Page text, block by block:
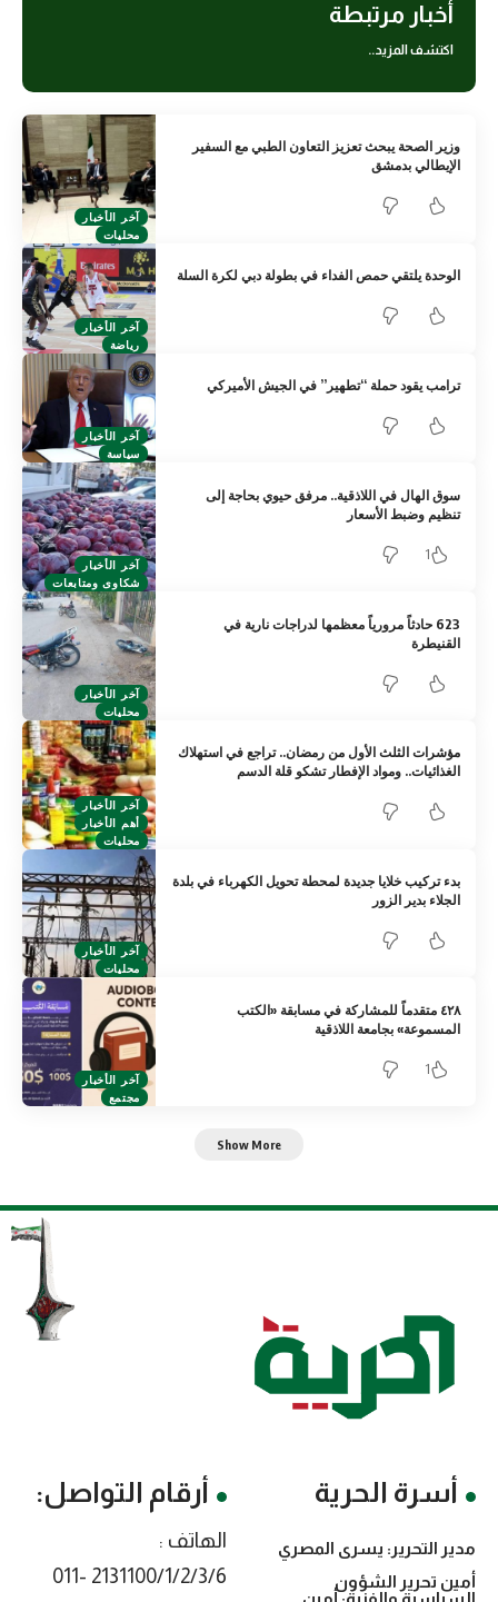
أخبار مرتبطة
اكتشف المزيد..
آخر الأخبار
محليات
وزير الصحة يبحث تعزيز التعاون الطبي مع السفير
الإيطالي بدمشق
آخر الأخبار
رياضة
الوحدة يلتقي حمص الفداء في بطولة دبي لكرة السلة
آخر الأخبار
سياسة
ترامب يقود حملة “تطهير” في الجيش الأميركي
آخر الأخبار
شكاوى ومتابعات
سوق الهال في اللاذقية.. مرفق حيوي بحاجة إلى
تنظيم وضبط الأسعار
1
آخر الأخبار
محليات
623 حادثاً مرورياً معظمها لدراجات نارية في
القنيطرة
آخر الأخبار
أهم الأخبار
محليات
مؤشرات الثلث الأول من رمضان.. تراجع في استهلاك
الغذائيات.. ومواد الإفطار تشكو قلة الدسم
آخر الأخبار
محليات
بدء تركيب خلايا جديدة لمحطة تحويل الكهرباء في بلدة
الجلاء بدير الزور
آخر الأخبار
مجتمع
٤٢٨ متقدماً للمشاركة في مسابقة «الكتب
المسموعة» بجامعة اللاذقية
1
Show More
أسرة الحرية
مدير التحرير: يسرى المصري
أمين تحرير الشؤون
السياسية والفنية: أمين
أرقام التواصل:
الهاتف :
2131100/1/2/3/6 -011